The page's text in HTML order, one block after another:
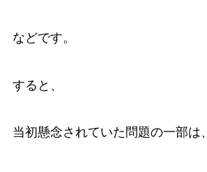
などです。
すると、
当初懸念されていた問題の一部は、